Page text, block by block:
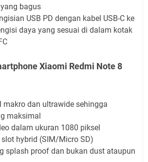
bagus
USB PD dengan kabel USB-C ke
daya yang sesuai di dalam kotak
Xiaomi Redmi Note 8
makro dan ultrawide sehingga
maksimal
dalam ukuran 1080 piksel
hybrid (SIM/Micro SD)
splash proof dan bukan dust ataupun